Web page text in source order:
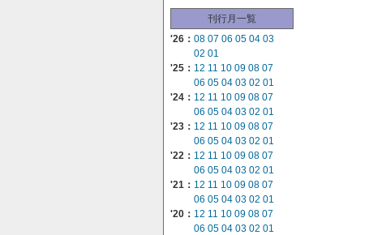
刊行月一覧
'26： 08 07 06 05 04 03
02 01
'25： 12 11 10 09 08 07
06 05 04 03 02 01
'24： 12 11 10 09 08 07
06 05 04 03 02 01
'23： 12 11 10 09 08 07
06 05 04 03 02 01
'22： 12 11 10 09 08 07
06 05 04 03 02 01
'21： 12 11 10 09 08 07
06 05 04 03 02 01
'20： 12 11 10 09 08 07
06 05 04 03 02 01